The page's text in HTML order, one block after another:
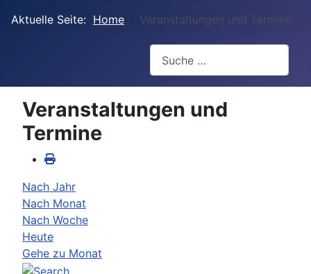
Aktuelle Seite: Home Veranstaltungen und Termine
Veranstaltungen und
Termine
Nach Jahr
Nach Monat
Nach Woche
Heute
Gehe zu Monat